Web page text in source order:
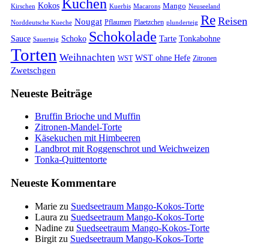
Kirschen Kokos Kuchen Kuerbis Macarons Mango Neuseeland
Norddeutsche Kueche Nougat Pflaumen Plaetzchen plunderteig Re Reisen
Sauce Sauerteig Schoko Schokolade Tarte Tonkabohne
Torten Weihnachten WST WST ohne Hefe Zitronen
Zwetschgen
Neueste Beiträge
Bruffin Brioche und Muffin
Zitronen-Mandel-Torte
Käsekuchen mit Himbeeren
Landbrot mit Roggenschrot und Weichweizen
Tonka-Quittentorte
Neueste Kommentare
Mariezu Suedseetraum Mango-Kokos-Torte
Laura zu Suedseetraum Mango-Kokos-Torte
Nadinezu Suedseetraum Mango-Kokos-Torte
Birgitzu Suedseetraum Mango-Kokos-Torte